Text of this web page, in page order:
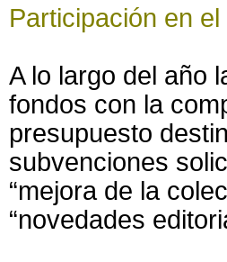
Participación en
A lo largo del año
fondos con la
presupuesto
subvenciones
“mejora de la
“novedades